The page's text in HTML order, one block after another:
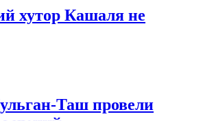
хутор Кашаля не
Таш провели